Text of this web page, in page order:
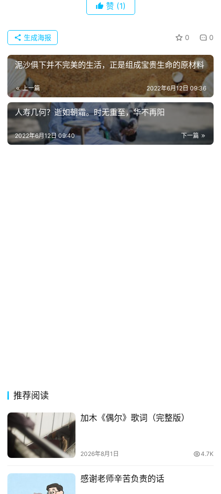
常
用
贺
网
络
热
词
赞 (1)
0 0
生成海报
泥沙俱下并不完美的生活，正是组成宝贵生命的原材料
上一篇 2022年6月12日 09:36
人寿几何？逝如朝霜。时无重至，华不再阳
下一篇
2022年6月12日 09:40
推荐阅读
加木《偶尔》歌词（完整版）
2026年8月1日 4.7K
感谢老师辛苦负责的话